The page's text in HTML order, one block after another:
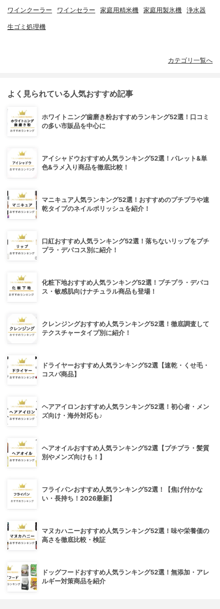
ワインクーラー ワインセラー 家庭用精米機 家庭用製氷機 浄水器
生ゴミ処理機
カテゴリ一覧へ
よく見られている人気おすすめ記事
ホワイトニング歯磨き粉おすすめランキング52選！口コミ
の多い市販品を中心に
アイシャドウおすすめ人気ランキング52選！パレット&単
色&ラメ入り商品を徹底比較！
マニキュア人気ランキング52選！おすすめのプチプラや速
乾タイプのネイルポリッシュを紹介！
口紅おすすめ人気ランキング52選！落ちないリップをプチ
プラ・デパコス別に紹介！
化粧下地おすすめ人気ランキング52選！プチプラ・デパコ
ス・敏感肌向けナチュラル商品も登場！
クレンジングおすすめ人気ランキング52選！徹底調査して
テクスチャータイプ別に紹介！
ドライヤーおすすめ人気ランキング52選【速乾・くせ毛・
コスパ商品】
ヘアアイロンおすすめ人気ランキング52選！初心者・メン
ズ向け・海外対応も♪
ヘアオイルおすすめ人気ランキング52選【プチプラ・髪質
別やメンズ向けも！】
フライパンおすすめ人気ランキング52選！【焦げ付かな
い・長持ち！2026最新】
マヌカハニーおすすめ人気ランキング52選！味や栄養価の
高さを徹底比較・検証
ドッグフードおすすめ人気ランキング52選！無添加・アレ
ルギー対策商品を紹介